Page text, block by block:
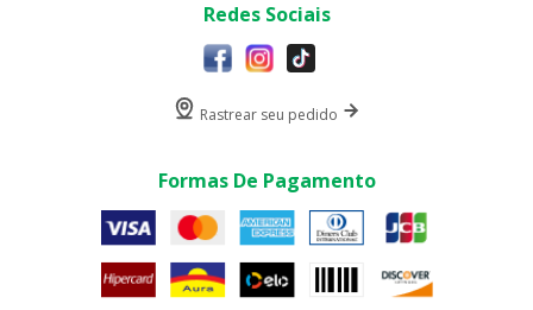
Redes Sociais
Rastrear seu pedido
Formas De Pagamento